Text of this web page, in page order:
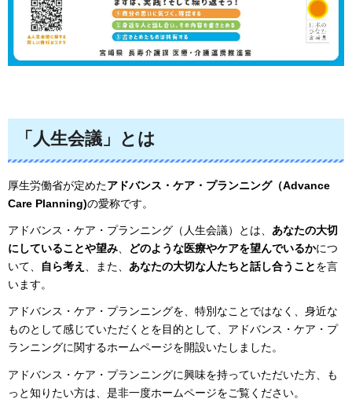
「人生会議」 とは
厚生労働省が定めたアドバンス・ケア・プランニング（Advance
Care Planning)の愛称です。
アドバンス・ケア・プランニング（人生会議）とは、 あなたの大切
にしていることや望み、 どのような医療やケアを望んでいるかにつ
いて、
自ら考え 、また、 あなたの大切な人たちと話し合うことを言
います。
アドバンス・ケア・プランニングを、特別なことではなく、身近な
ものとして感じていただくとを目的として、アドバンス・ケア・プ
ランニングに関するホームページを開設いたしました。
アドバンス・ケア・プランニングに興味を持っていただいた方、も
っと知りたい方は、是非一度ホームページをご覧ください。